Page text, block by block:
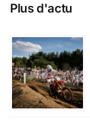
Plus d'actu